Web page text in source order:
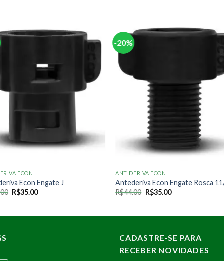
ECON
Econ Engate J
O
preço
R$35.00O
-20%
ANTIDERIVA ECON
Antederiva Econ Engate Rosca
R$44.00 O
preço
R$35.00O
CADASTRE-SE PARA
RECEBER NOVIDADES